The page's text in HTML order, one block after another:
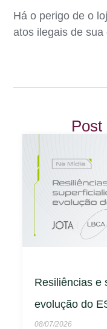
Há o perigo de o
atos ilegais de
Post
Resiliências e
evolução do
08/07/2026